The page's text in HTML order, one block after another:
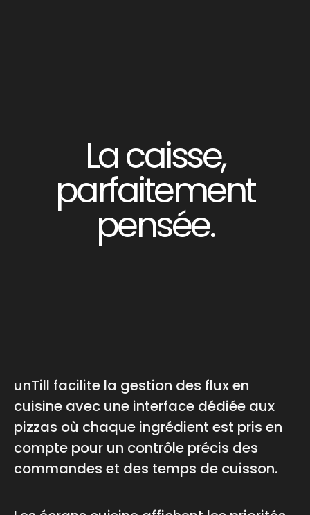
La caisse,
parfaitement
pensée.
unTill facilite la gestion des flux en
cuisine avec une interface dédiée aux
pizzas où chaque ingrédient est pris en
compte pour un contrôle précis des
commandes et des temps de cuisson.